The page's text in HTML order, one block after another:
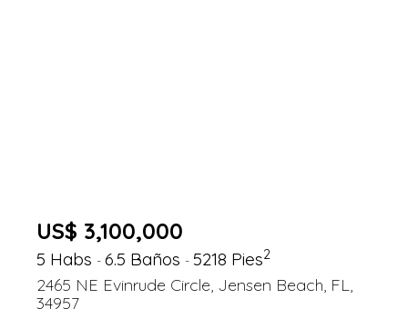
US$ 3,100,000
5 Habs - 6.5 Baños - 5218 Pies2
2465 NE Evinrude Circle, Jensen Beach, FL,
34957